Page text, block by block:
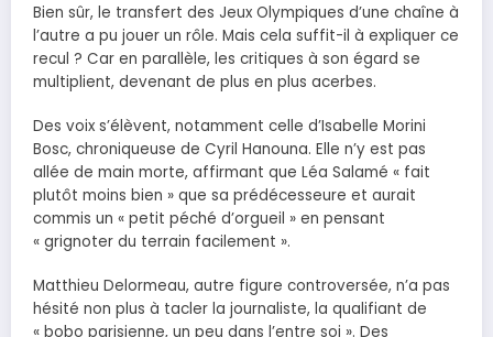
Bien sûr, le transfert des Jeux Olympiques d’une chaîne à
l’autre a pu jouer un rôle. Mais cela suffit-il à expliquer ce
recul ? Car en parallèle, les critiques à son égard se
multiplient, devenant de plus en plus acerbes.
Des voix s’élèvent, notamment celle d’Isabelle Morini
Bosc, chroniqueuse de Cyril Hanouna. Elle n’y est pas
allée de main morte, affirmant que Léa Salamé « fait
plutôt moins bien » que sa prédécesseure et aurait
commis un « petit péché d’orgueil » en pensant
« grignoter du terrain facilement ».
Matthieu Delormeau, autre figure controversée, n’a pas
hésité non plus à tacler la journaliste, la qualifiant de
« bobo parisienne, un peu dans l’entre soi ». Des